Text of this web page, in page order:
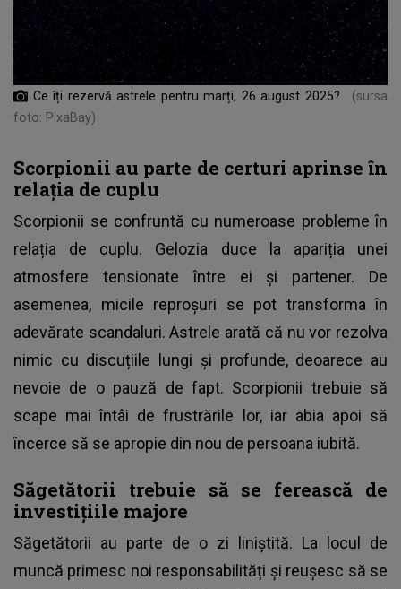
Ce îți rezervă astrele pentru marți, 26 august 2025?
(sursa
foto: PixaBay)
Scorpionii au parte de certuri aprinse în
relația de cuplu
Scorpionii se confruntă cu numeroase probleme în
relația de cuplu. Gelozia duce la apariția unei
atmosfere tensionate între ei și partener. De
asemenea, micile reproșuri se pot transforma în
adevărate scandaluri. Astrele arată că nu vor rezolva
nimic cu discuțiile lungi și profunde, deoarece au
nevoie de o pauză de fapt. Scorpionii trebuie să
scape mai întâi de frustrările lor, iar abia apoi să
încerce să se apropie din nou de persoana iubită.
Săgetătorii trebuie să se ferească de
investițiile majore
Săgetătorii au parte de o zi liniștită. La locul de
muncă primesc noi responsabilități și reușesc să se